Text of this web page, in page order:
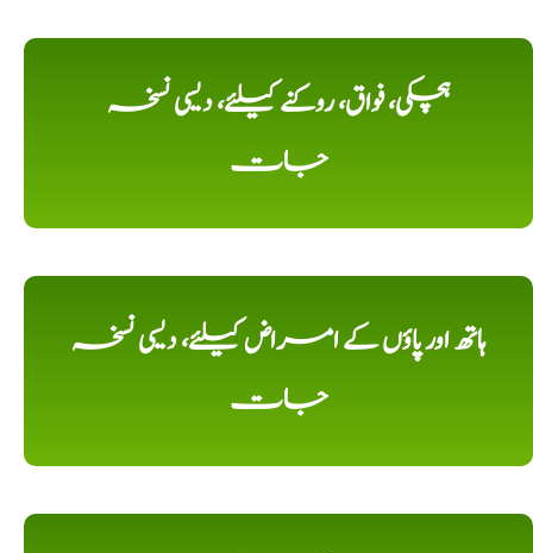
ہچکی، فواق، روکنے کیلئے، دیسی نسخہ
جات
ہاتھ اور پاؤں کے امراض کیلئے، دیسی نسخہ
جات